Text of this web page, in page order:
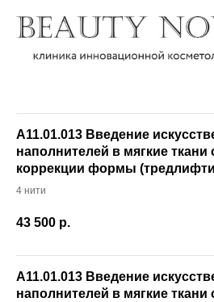
А11.01.013 Введение
наполнителей в мягкие ткани
коррекции формы
4 нити
43 500 р.
А11.01.013 Введение
наполнителей в мягкие ткани